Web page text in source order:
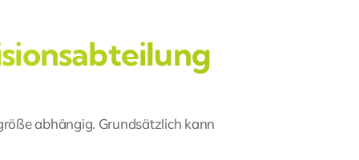
abhängig. Grundsätzlich kann